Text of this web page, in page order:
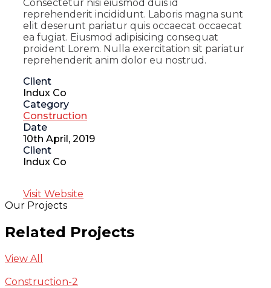
Consectetur nisi eiusmod duis id
reprehenderit incididunt. Laboris magna sunt
elit deserunt pariatur quis occaecat occaecat
ea fugiat. Eiusmod adipisicing consequat
proident Lorem. Nulla exercitation sit pariatur
reprehenderit anim dolor eu nostrud.
Client
Indux Co
Category
Construction
Date
10th April, 2019
Client
Indux Co
Visit Website
Our Projects
Related Projects
View All
Construction-2